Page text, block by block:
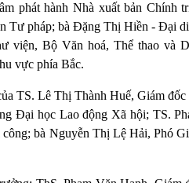
phát hành Nhà xuất bản Chính
Tư pháp; bà Đặng Thị Hiền - Đại
viện, Bộ Văn hoá, Thể thao và
vực phía Bắc.
TS. Lê Thị Thành Huế, Giám
Đại học Lao động Xã hội; TS.
bà Nguyễn Thị Lệ Hải, Phó